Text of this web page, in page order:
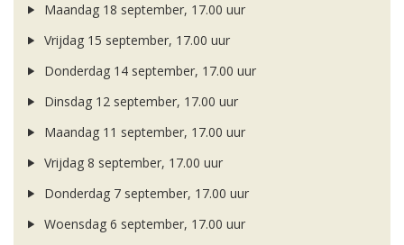
Maandag 18 september, 17.00 uur
Vrijdag 15 september, 17.00 uur
Donderdag 14 september, 17.00 uur
Dinsdag 12 september, 17.00 uur
Maandag 11 september, 17.00 uur
Vrijdag 8 september, 17.00 uur
Donderdag 7 september, 17.00 uur
Woensdag 6 september, 17.00 uur